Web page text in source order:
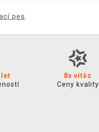
pes
let
8x vítěz
Ceny kvality